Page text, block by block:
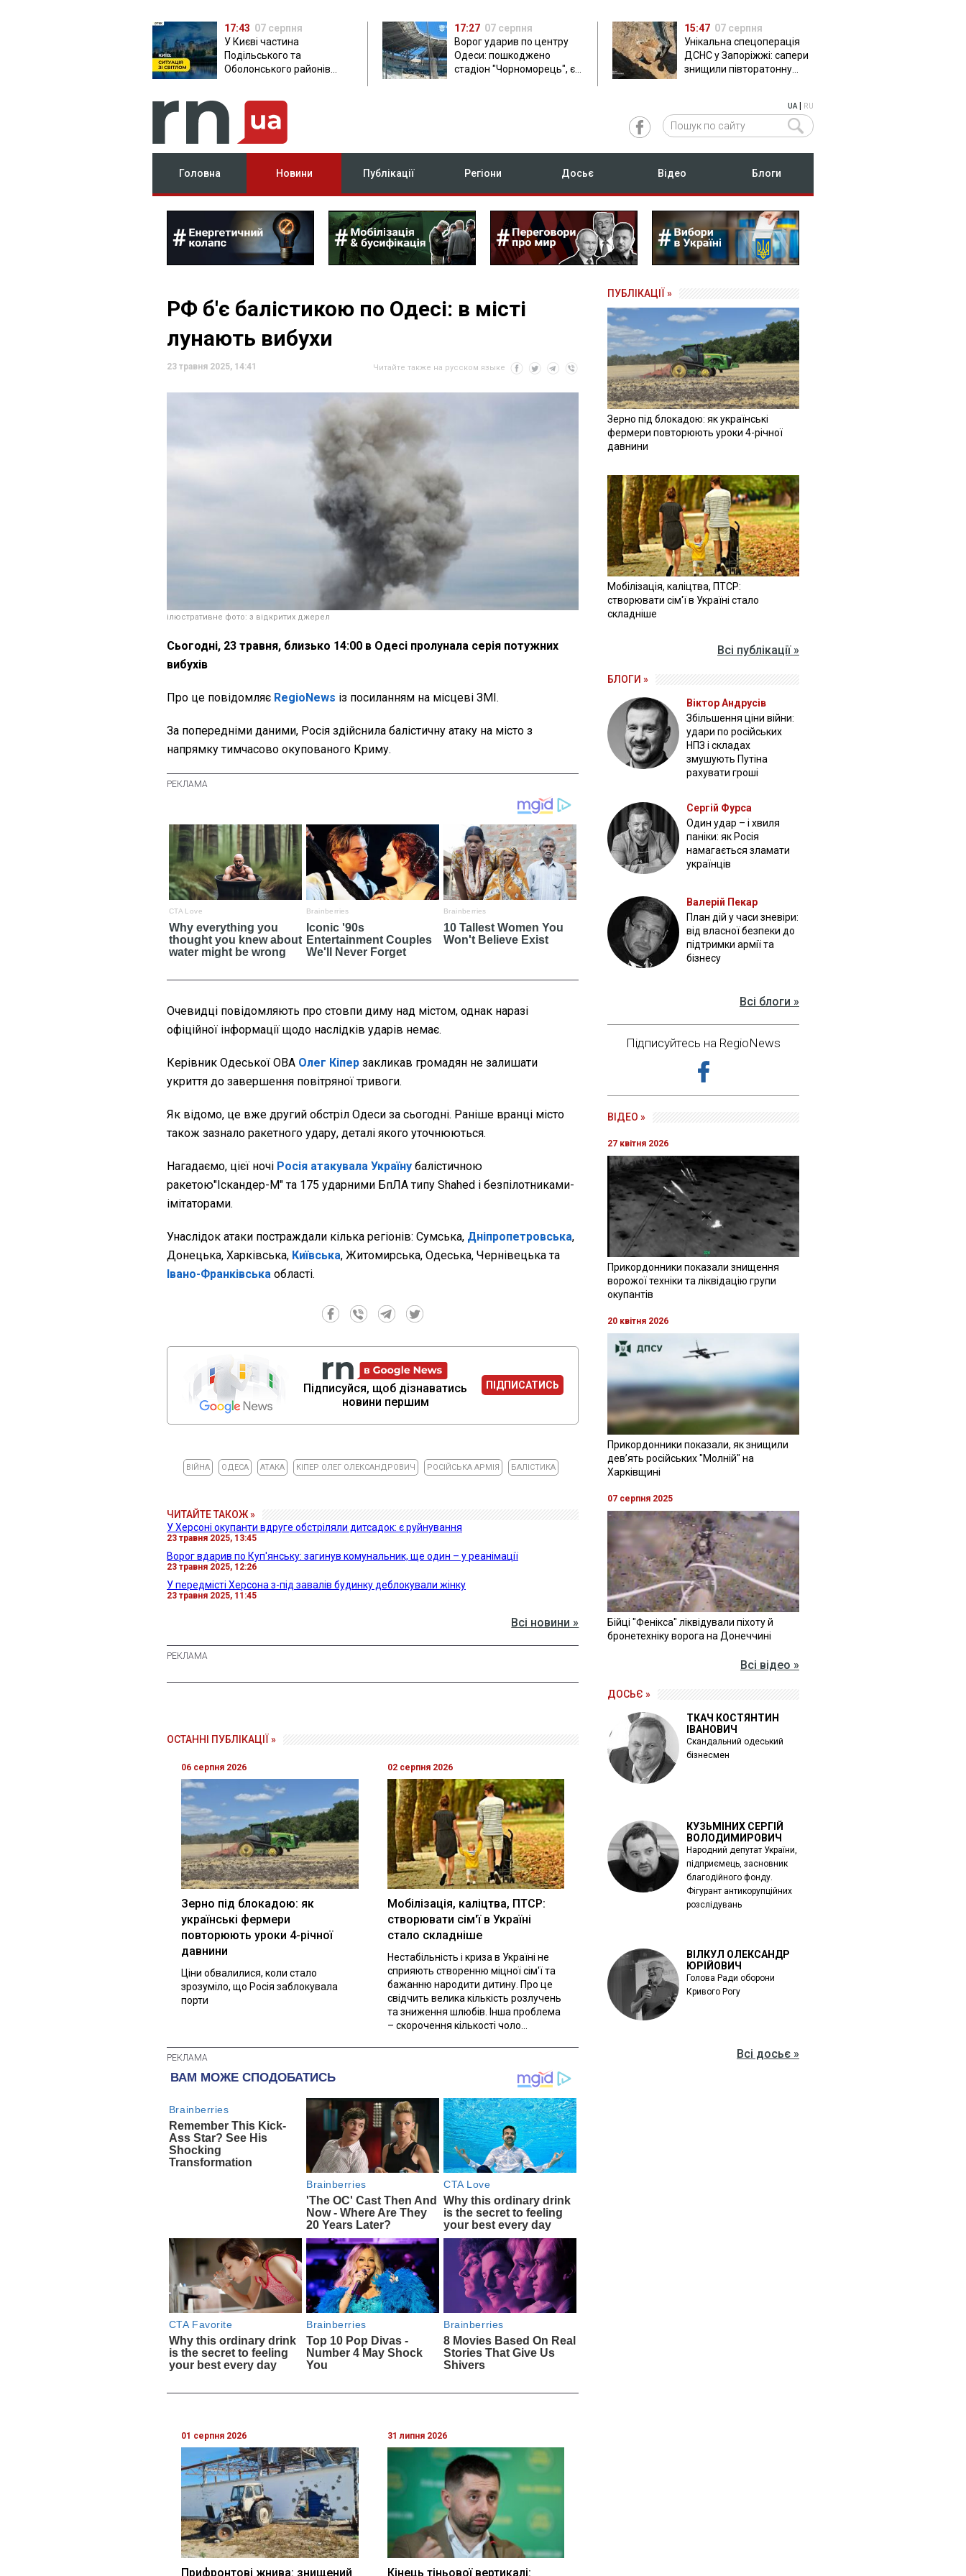
17:43 07 серпня
У Києві частина
Подільського та
Оболонського районів
17:27 07 серпня
Ворог ударив по центру
Одеси: пошкоджено
стадіон "Чорноморець", є
15:47 07 серпня
Унікальна спецоперація
ДСНС у Запоріжжі: сапери
знищили півторатонну
UA| RU
Головна Новини Публікації Регіони Досьє Відео Блоги
РФ б'є балістикою по Одесі: в місті
лунають вибухи
23 травня 2025, 14:41 Читайте также на русском языке
ілюстративне фото: з відкритих джерел
Сьогодні, 23 травня, близько 14:00 в Одесі пролунала серія потужних
вибухів
Про це повідомляє RegioNews із посиланням на місцеві ЗМІ.
За попередніми даними, Росія здійснила балістичну атаку на місто з
напрямку тимчасово окупованого Криму.
Очевидці повідомляють про стовпи диму над містом, однак наразі
офіційної інформації щодо наслідків ударів немає.
Керівник Одеської ОВА Олег Кіпер закликав громадян не залишати
укриття до завершення повітряної тривоги.
Як відомо, це вже другий обстріл Одеси за сьогодні. Раніше вранці місто
також зазнало ракетного удару, деталі якого уточнюються.
Нагадаємо, цієї ночі Росія атакувала Україну балістичною
ракетою"Іскандер-М" та 175 ударними БпЛА типу Shahed і безпілотниками-
імітаторами.
Унаслідок атаки постраждали кілька регіонів: Сумська, Дніпропетровська,
Донецька, Харківська, Київська, Житомирська, Одеська, Чернівецька та
Івано-Франківська області.
Підписуйся, щоб дізнаватись
новини першим
ПІДПИСАТИСЬ
ВІЙНА ОДЕСА АТАКА КІПЕР ОЛЕГ ОЛЕКСАНДРОВИЧ РОСІЙСЬКА АРМІЯ БАЛІСТИКА
ЧИТАЙТЕ ТАКОЖ »
У Херсоні окупанти вдруге обстріляли дитсадок: є руйнування
23 травня 2025, 13:45
Ворог вдарив по Куп'янську: загинув комунальник, ще один – у реанімації
23 травня 2025, 12:26
У передмісті Херсона з-під завалів будинку деблокували жінку
23 травня 2025, 11:45
Всі новини »
ОСТАННІ ПУБЛІКАЦІЇ »
06 серпня 2026
Зерно під блокадою: як
українські фермери
повторюють уроки 4-річної
давнини
Ціни обвалилися, коли стало
зрозуміло, що Росія заблокувала
порти
02 серпня 2026
Мобілізація, каліцтва, ПТСР:
створювати сім'ї в Україні
стало складніше
Нестабільність і криза в Україні не
сприяють створенню міцної сім'ї та
бажанню народити дитину. Про це
свідчить велика кількість розлучень
та зниження шлюбів. Інша проблема
– скорочення кількості чоло...
01 серпня 2026
Прифронтові жнива: знищений
31 липня 2026
Кінець тіньової вертикалі:
ПУБЛІКАЦІЇ »
Зерно під блокадою: як українські
фермери повторюють уроки 4-річної
давнини
Мобілізація, каліцтва, ПТСР:
створювати сім'ї в Україні стало
складніше
Всі публікації »
БЛОГИ »
Віктор Андрусів
Збільшення ціни війни:
удари по російських
НПЗ і складах
змушують Путіна
рахувати гроші
Сергій Фурса
Один удар – і хвиля
паніки: як Росія
намагається зламати
українців
Валерій Пекар
План дій у часи зневіри:
від власної безпеки до
підтримки армії та
бізнесу
Всі блоги »
Підписуйтесь на RegioNews
ВІДЕО »
27 квітня 2026
Прикордонники показали знищення
ворожої техніки та ліквідацію групи
окупантів
20 квітня 2026
Прикордонники показали, як знищили
девʼять російських "Молній" на
Харківщині
07 серпня 2025
Бійці "Фенікса" ліквідували піхоту й
бронетехніку ворога на Донеччині
Всі відео »
ДОСЬЄ »
ТКАЧ КОСТЯНТИН
ІВАНОВИЧ
Скандальний одеський
бізнесмен
КУЗЬМІНИХ СЕРГІЙ
ВОЛОДИМИРОВИЧ
Народний депутат України,
підприємець, засновник
благодійного фонду.
Фігурант антикорупційних
розслідувань
ВІЛКУЛ ОЛЕКСАНДР
ЮРІЙОВИЧ
Голова Ради оборони
Кривого Рогу
Всі досьє »